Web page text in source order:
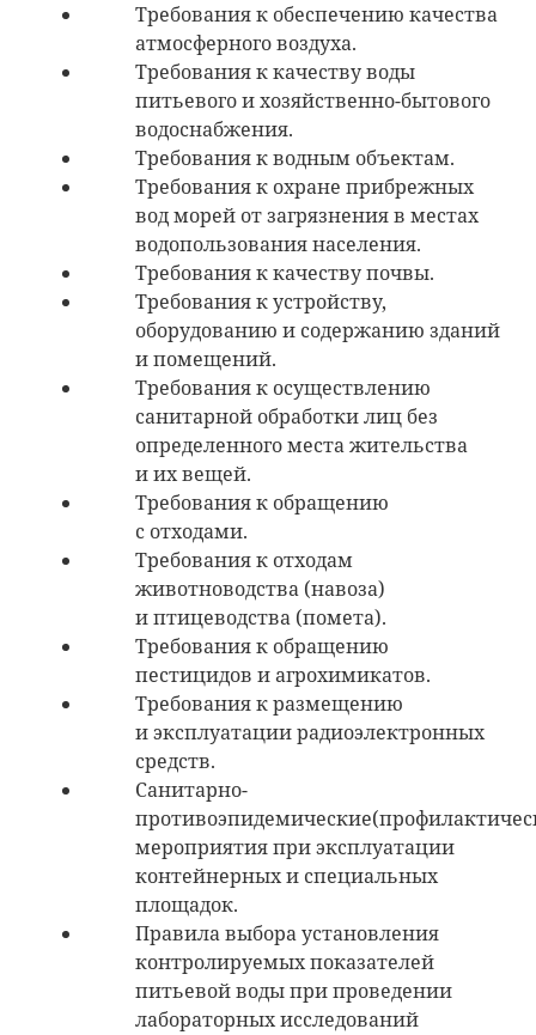
Требования к обеспечению качества
атмосферного воздуха.
Требования к качеству воды
питьевого и хозяйственно-бытового
водоснабжения.
Требования к водным объектам.
Требования к охране прибрежных
вод морей от загрязнения в местах
водопользования населения.
Требования к качеству почвы.
Требования к устройству,
оборудованию и содержанию зданий
и помещений.
Требования к осуществлению
санитарной обработки лиц без
определенного места жительства
и их вещей.
Требования к обращению
с отходами.
Требования к отходам
животноводства (навоза)
и птицеводства (помета).
Требования к обращению
пестицидов и агрохимикатов.
Требования к размещению
и эксплуатации радиоэлектронных
средств.
Санитарно-
мероприятия при эксплуатации
контейнерных и специальных
площадок.
Правила выбора установления
контролируемых показателей
питьевой воды при проведении
лабораторных исследований